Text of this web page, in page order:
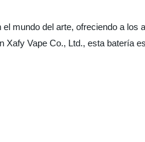
mundo del arte, ofreciendo a los
Vape Co., Ltd., esta batería